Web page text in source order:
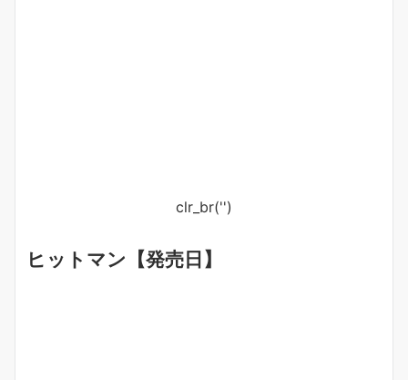
clr_br('')
ヒットマン【発売日】